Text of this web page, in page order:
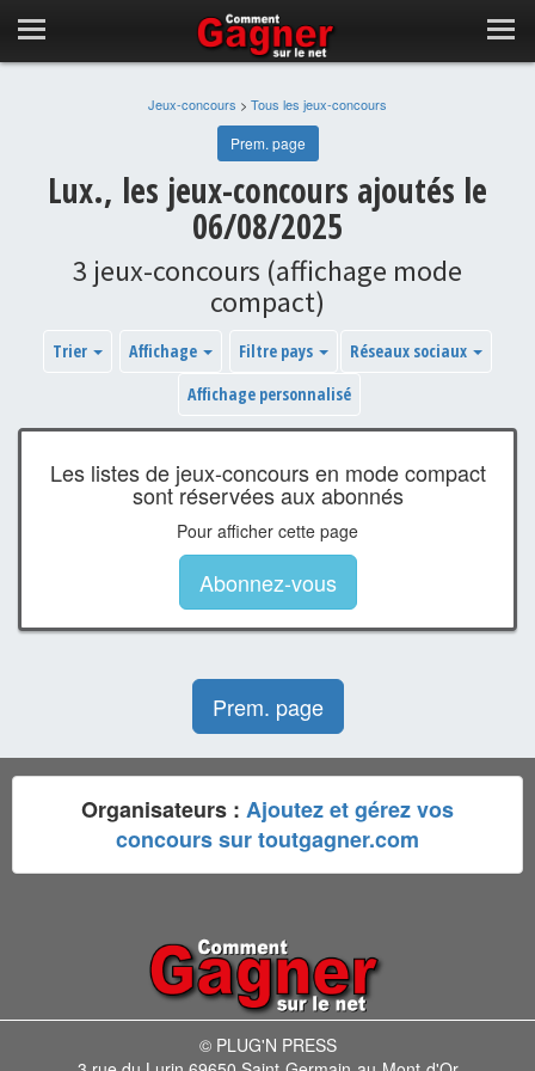
Jeux-concours > Tous les jeux-concours
Prem. page
Lux., les jeux-concours ajoutés le
06/08/2025
3 jeux-concours (affichage mode
compact)
Trier Affichage Filtre pays
Réseaux sociaux
Affichage personnalisé
Les listes de jeux-concours en mode compact
sont réservées aux abonnés
Pour afficher cette page
Abonnez-vous
Prem. page
Organisateurs : Ajoutez et gérez vos
concours sur toutgagner.com
© PLUG'N PRESS